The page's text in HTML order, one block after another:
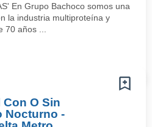
En Grupo Bachoco somos una
la industria multiproteína y
años ...
O Sin
Nocturno -